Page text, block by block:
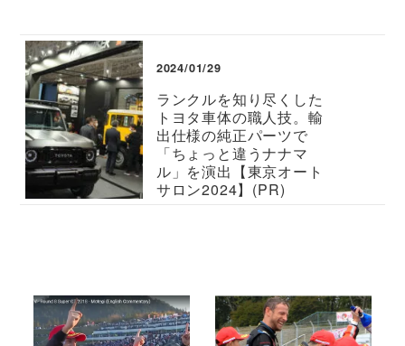
2024/01/29
ランクルを知り尽くした
トヨタ車体の職人技。輸
出仕様の純正パーツで
「ちょっと違うナナマ
ル」を演出【東京オート
サロン2024】(PR)